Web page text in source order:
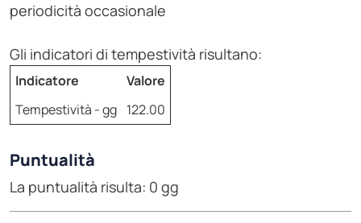
periodicità occasionale
Gli indicatori di tempestività risultano:
Indicatore
Valore
Tempestività - gg 122.00
Puntualità
La puntualità risulta: 0 gg